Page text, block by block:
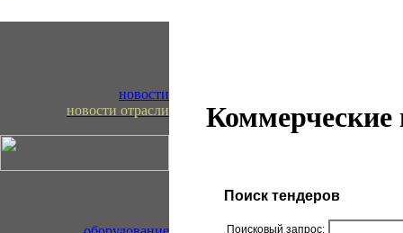
новости
новости отрасли
Коммерческие
Поиск тендеров
Поисковый запрос: